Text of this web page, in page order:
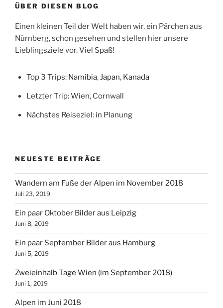
nach
Madeira
Park“
ÜBER DIESEN BLOG
Einen kleinen Teil der Welt haben wir, ein Pärchen aus
Nürnberg, schon gesehen und stellen hier unsere
Lieblingsziele vor. Viel Spaß!
Top 3 Trips: Namibia,Japan, Kanada
Letzter Trip: Wien, Cornwall
Nächstes Reiseziel: in Planung
NEUESTE BEITRÄGE
Wandern am Fuße der Alpen im November 2018
Juli 23, 2019
Ein paar Oktober Bilder aus Leipzig
Juni 8, 2019
Ein paar September Bilder aus Hamburg
Juni 5, 2019
Zweieinhalb Tage Wien (im September 2018)
Juni 1, 2019
Alpen im Juni 2018